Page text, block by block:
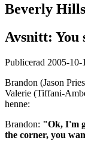
Beverly
Avsnitt:
Publicerad 2005-10-
Brandon (Jason
Valerie (Tiffani-
henne:
Brandon: "Ok, I'm
the corner, you